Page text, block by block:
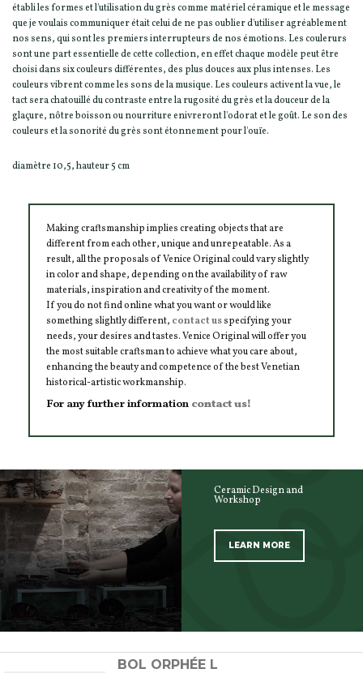
établi les formes et l'utilisation du grès comme matériel céramique et le message
que je voulais communiquer était celui de ne pas oublier d'utiliser agréablement
nos sens, qui sont les premiers interrupteurs de nos émotions. Les coulerurs
sont une part essentielle de cette collection, en effet chaque modèle peut être
choisi dans six couleurs différentes, des plus douces aux plus intenses. Les
couleurs vibrent comme les sons de la musique. Les couleurs activent la vue, le
tact sera chatouillé du contraste entre la rugosité du grès et la douceur de la
glaçure, nôtre boisson ou nourriture enivreront l'odorat et le goût. Le son des
couleurs et la sonorité du grès sont étonnement pour l'ouïe.
diamètre 10,5, hauteur 5 cm
Making craftsmanship implies creating objects that are
different from each other, unique and unrepeatable. As a
result, all the proposals of Venice Original could vary slightly
in color and shape, depending on the availability of raw
materials, inspiration and creativity of the moment.
If you do not find online what you want or would like
something slightly different, contact usspecifying your
needs, your desires and tastes. Venice Original will offer you
the most suitable craftsman to achieve what you care about,
enhancing the beauty and competence of the best Venetian
historical-artistic workmanship.
For any further information contact us!
Ceramic Design and
Workshop
LEARN MORE
BOL ORPHÉE L